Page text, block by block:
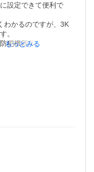
う)
各自のスマホでも画
もので設置して良か
か、祈るばかり…
設定できて便利で
わかるのですが、3K
。
犯機器等購入緊急補
自分の住んでいる自
本体の購入費用補助
んでいる自治体では
。
あります。申請順で
ば早めに購入して申
かかりましたが、今
りました。微力です
たいと思います。
者）、防犯カメラ設
もっとみる